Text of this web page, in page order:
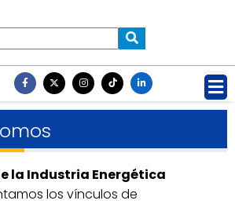
la Industria Energética
los vínculos de